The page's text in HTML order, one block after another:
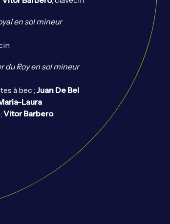
en sol mineur
du Roy en sol mineur
à bec ;Juan De Bel
Laura
Vitor Barbero,